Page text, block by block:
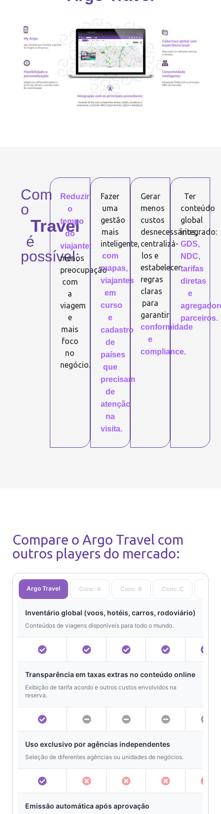
Com
o
Travel
é
possível:
Reduzir
o
tempo
do
viajante:
menos
preocupação
com
a
viagem
e
mais
foco
no
negócio.
Fazer
uma
gestão
mais
inteligente,
com
mapas,
viajantes
em
curso
e
cadastro
de
países
que
precisam
de
atenção
na
visita.
Gerar
menos
custos
desnecessários,
centralizá-
los e
estabelecer
regras
claras
para
garantir
conformidade
e
compliance.
Ter
conteúdo
global
integrado:
GDS,
NDC,
tarifas
diretas
e
parceiros.
Compare o Argo Travel com
outros players do mercado:
Argo Travel Conc. A Conc. B Conc. C
Inventário global (voos, hotéis, carros, rodoviário)
Conteúdos de viagens disponíveis para todo o mundo.
Transparência em taxas extras no conteúdo online
Exibição de tarifa acordo e outros custos envolvidos na
reserva.
Uso exclusivo por agências independentes
Seleção de diferentes agências ou unidades de negócios.
Emissão automática após aprovação